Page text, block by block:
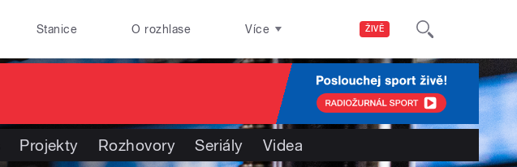
ŽIVĚ
Stanice O rozhlase Více
Projekty Rozhovory Seriály Videa